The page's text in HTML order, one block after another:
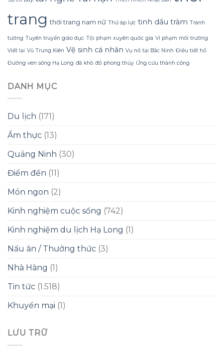
Homespa
trang thời trang nam nữ Thử áp lực tinh dầu tràm Tranh
tường Tuyên truyền giáo dục Tội phạm xuyên quốc gia Vi phạm môi trường
Viết lại Vũ Trung Kiên Vệ sinh cá nhân Vụ nổ tại Bắc Ninh Điều tiết hồ
Đường ven sông Hạ Long đá khô đồ phong thủy Ứng cứu thành công
DANH MỤC
Du lịch (171)
Ẩm thực (13)
Quảng Ninh (30)
Điểm đến (11)
Món ngon (2)
Kinh nghiệm cuộc sống (742)
Kinh nghiệm du lịch Hạ Long (1)
Nấu ăn / Thưởng thức (3)
Nhà Hàng (1)
Tin tức (1.518)
Khuyến mại (1)
LƯU TRỮ